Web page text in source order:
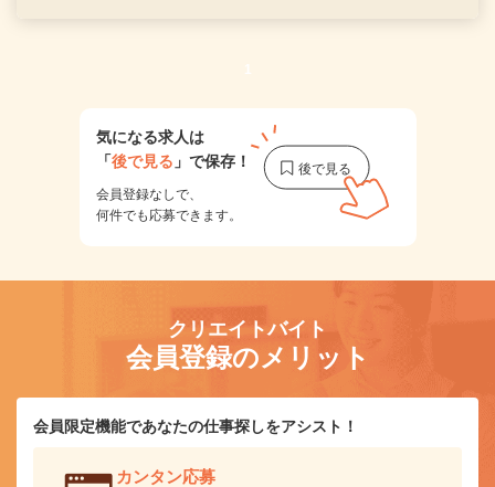
1
気になる求人は
「後で見る 」で保存！
会員登録なしで、
何件でも応募できます。
クリエイトバイト
会員登録のメリット
会員限定機能であなたの仕事探しをアシスト！
カンタン応募